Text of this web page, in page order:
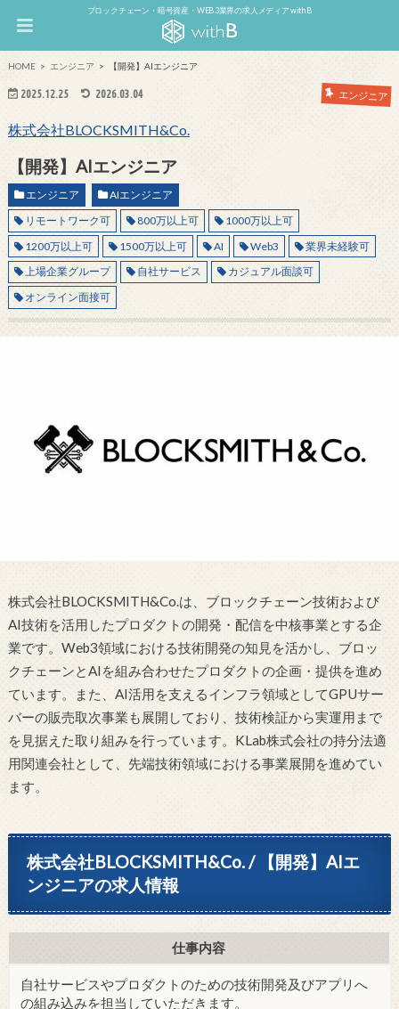
ブロックチェーン・暗号資産・WEB3業界の求人メディア withB
HOME エンジニア 【開発】AIエンジニア
2025.12.25 2026.03.04 エンジニア
株式会社BLOCKSMITH&Co.
【開発】AIエンジニア
エンジニア
AIエンジニア
リモートワーク可
800万以上可
1000万以上可
1200万以上可
1500万以上可 AI Web3
業界未経験可
上場企業グループ
自社サービス
カジュアル面談可
オンライン面接可
株式会社BLOCKSMITH&Co.は、ブロックチェーン技術および
AI技術を活用したプロダクトの開発・配信を中核事業とする企
業です。Web3領域における技術開発の知見を活かし、ブロッ
クチェーンとAIを組み合わせたプロダクトの企画・提供を進め
ています。また、AI活用を支えるインフラ領域としてGPUサー
バーの販売取次事業も展開しており、技術検証から実運用まで
を見据えた取り組みを行っています。KLab株式会社の持分法適
用関連会社として、先端技術領域における事業展開を進めてい
ます。
株式会社BLOCKSMITH&Co. / 【開発】AIエ
ンジニアの求人情報
仕事内容
自社サービスやプロダクトのための技術開発及びアプリへ
の組み込みを担当していただきます。